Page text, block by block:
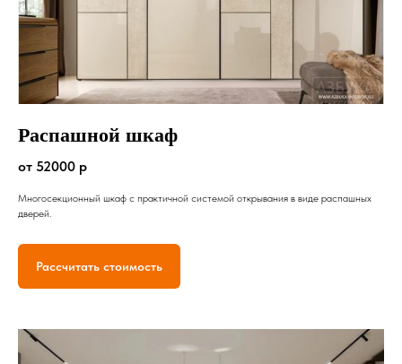
Распашной шкаф
от 52000 р
Многосекционный шкаф с практичной системой открывания в виде распашных
дверей.
Рассчитать стоимость